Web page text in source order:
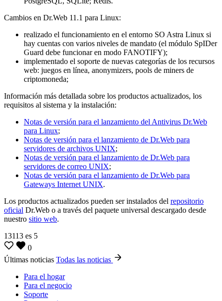
Cambios en Dr.Web 11.1 para Linux:
realizado el funcionamiento en el entorno SO Astra Linux si
hay cuentas con varios niveles de mandato (el módulo SpIDer
Guard debe funcionar en modo FANOTIFY);
implementado el soporte de nuevas categorías de los recursos
web: juegos en línea, anonymizers, pools de miners de
criptomoneda;
Información más detallada sobre los productos actualizados, los
requisitos al sistema y la instalación:
Notas de versión para el lanzamiento del Antivirus Dr.Web
para Linux;
Notas de versión para el lanzamiento de Dr.Web para
servidores de archivos UNIX;
Notas de versión para el lanzamiento de Dr.Web para
servidores de correo UNIX;
Notas de versión para el lanzamiento de Dr.Web para
Gateways Internet UNIX.
Los productos actualizados pueden ser instalados del repositorio
oficial Dr.Web o a través del paquete universal descargado desde
nuestro sitio web.
13113 es 5
0
Últimas noticias Todas las noticias
Para el hogar
Para el negocio
Soporte